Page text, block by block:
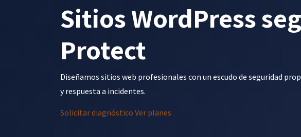
Sitios WordPress
Protect
Diseñamos sitios web profesionales con un escudo de seguridad
y respuesta a incidentes.
Solicitar diagnóstico Ver planes